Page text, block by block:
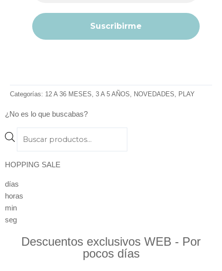
Categorías: 12 A 36 MESES, 3 A 5 AÑOS, NOVEDADES, PLAY
¿No es lo que buscabas?
search
HOPPING SALE
días
horas
min
seg
Descuentos exclusivos WEB - Por
pocos días